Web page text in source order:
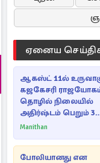
ஏனைய
ஆகஸ்ட் 11ல்
கஜகேசரி
தொழில் நிலையில்
அதிர்ஷ்டம் பெறும் 3
ராசிகள்!
Manithan
போலியானது என